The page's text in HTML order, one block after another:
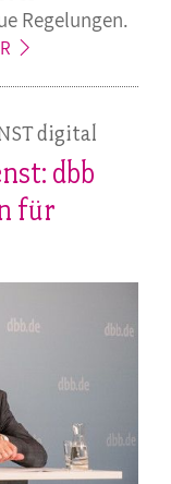
Regelungen.
digital
dbb
für